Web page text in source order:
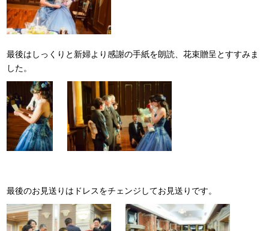
最後はしっくりと新婦より感謝の手紙を朗読、花束贈呈とすすみま
した。
最後のお見送りはドレスをチェンジしてお見送りです。